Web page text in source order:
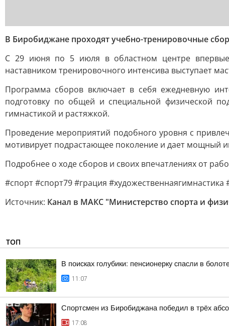
В Биробиджане проходят учебно-тренировочные
С 29 июня по 5 июля в областном центре впервые
наставником тренировочного интенсива выступает
Программа сборов включает в себя ежедневную
подготовку по общей и специальной физической
гимнастикой и растяжкой.
Проведение мероприятий подобного уровня с
мотивирует подрастающее поколение и дает мощный
Подробнее о ходе сборов и своих впечатлениях от
#спорт #спорт79 #грация
Источник: Канал в МАКС "Министерство спорта и
ТОП
В поисках голубики: пенсионерку спасли в
11:07
Спортсмен из Биробиджана победил в трёх
17:08